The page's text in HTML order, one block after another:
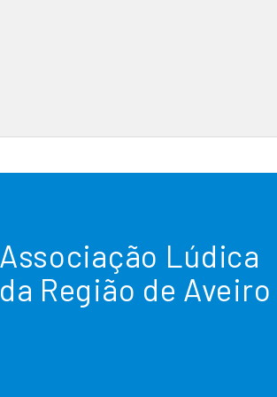
Associação Lúdica
da Região de Aveiro